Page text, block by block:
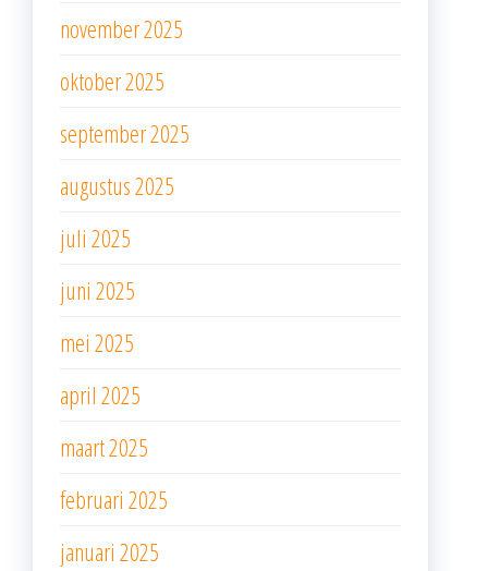
november 2025
oktober 2025
september 2025
augustus 2025
juli 2025
juni 2025
mei 2025
april 2025
maart 2025
februari 2025
januari 2025